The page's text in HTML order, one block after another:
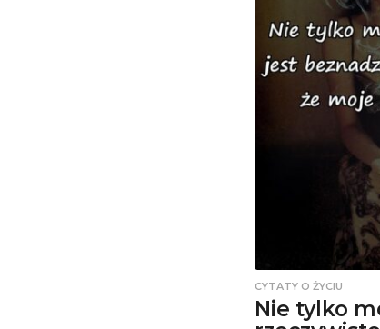
CYTATY O ŻYCIU
Nie tylko